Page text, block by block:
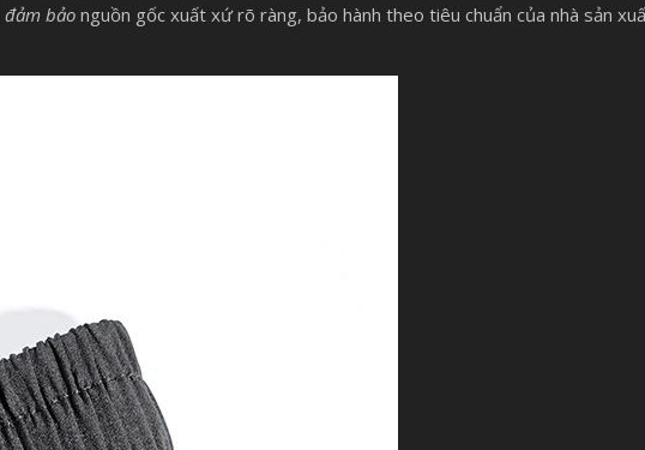
đảm bảo nguồn gốc xuất xứ rõ ràng, bảo hành theo tiêu chuẩn của nhà sản